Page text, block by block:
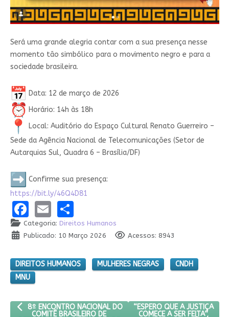
Será uma grande alegria contar com a sua presença nesse
momento tão simbólico para o movimento negro e para a
sociedade brasileira.
Data: 12 de março de 2026
Horário: 14h às 18h
Local: Auditório do Espaço Cultural Renato Guerreiro –
Sede da Agência Nacional de Telecomunicações (Setor de
Autarquias Sul, Quadra 6 – Brasília/DF)
Confirme sua presença:
https://bit.ly/46Q4D81
Facebook
EmailShare
Categoria: Direitos Humanos
Publicado: 10 Março 2026
Acessos: 8943
DIREITOS HUMANOS MULHERES NEGRAS
CNDH
MNU
ARTIGO ANTERIOR: 8º ENCONTRO NACIONAL DO COMITÊ
8º ENCONTRO NACIONAL DO
COMITÊ BRASILEIRO DE
PRÓXIMO ARTIGO: “ESPERO
“ESPERO QUE A JUSTIÇA
COMECE A SER FEITA”,